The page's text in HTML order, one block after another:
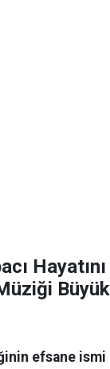
Büyük
efsane ismi